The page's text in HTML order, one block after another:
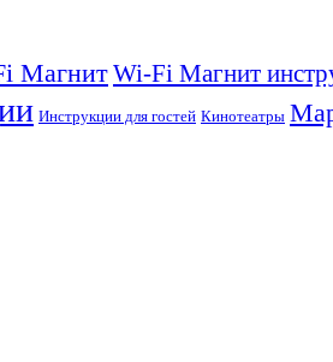
МагнитWi-Fi Магнит
Инструкции для гостей Кинотеатры